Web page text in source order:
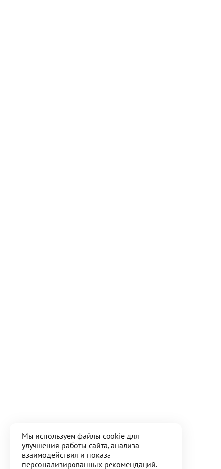
Мы используем файлы cookie для
улучшения работы сайта, анализа
взаимодействия и показа
персонализированных рекомендаций.